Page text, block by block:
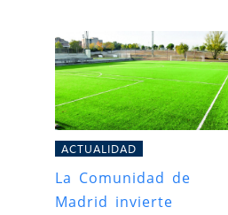
ACTUALIDAD
La Comunidad de
Madrid invierte